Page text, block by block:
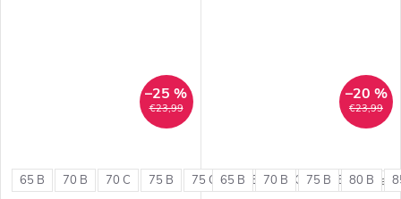
€23,99
–25 %
65 B 70 B 70 C 75 B 75 C 80 B 80 C 85 B +
€23,99
–20 %
65 B 70 B 75 B 80 B